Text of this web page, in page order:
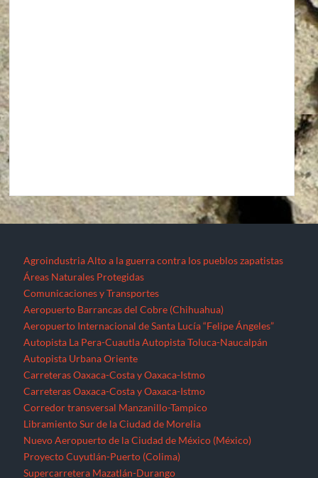
Agroindustria Alto a la guerra contra los pueblos zapatistas
Áreas Naturales Protegidas
Comunicaciones y Transportes
Aeropuerto Barrancas del Cobre (Chihuahua)
Aeropuerto Internacional de Santa Lucía “Felipe Ángeles”
Autopista La Pera-Cuautla Autopista Toluca-Naucalpán
Autopista Urbana Oriente
Carreteras Oaxaca-Costa y Oaxaca-Istmo
Carreteras Oaxaca-Costa y Oaxaca-Istmo
Corredor transversal Manzanillo-Tampico
Libramiento Sur de la Ciudad de Morelia
Nuevo Aeropuerto de la Ciudad de México (México)
Proyecto Cuyutlán-Puerto (Colima)
Supercarretera Mazatlán-Durango